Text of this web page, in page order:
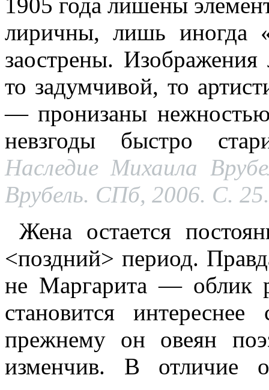
лиричны, лишь иногда
заострены.
то задумчивой, то
— пронизаны
невзгоды быстро
Наследие Михаила
Врубель. СПб, 2006. С. 25.
Жена остается
<поздний> период.
не Маргарита — облик
становится
прежнему он овеян
изменчив. В отличие